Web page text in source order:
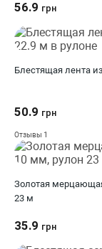
56.9 грн
Блестящая лента
50.9 грн
Отзывы 1
Золотая
23 м
35.9 грн